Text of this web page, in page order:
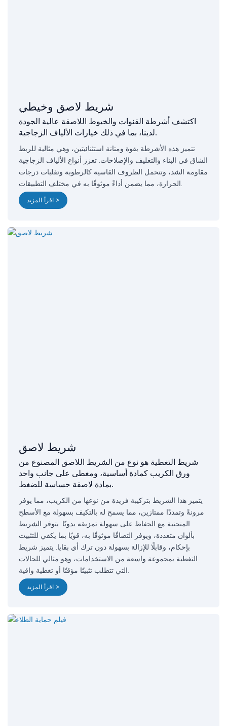
شريط لاصق وخيطي
اكتشف أشرطة القنوات والخيوط اللاصقة عالية الجودة
لدينا، بما في ذلك خيارات الألياف الزجاجية.
تتميز هذه الأشرطة بقوة ومتانة استثنائيتين، وهي مثالية للربط
الشاق في البناء والتغليف والإصلاحات. تعزز أنواع الألياف الزجاجية
مقاومة الشد، وتتحمل الظروف القاسية كالرطوبة وتقلبات درجات
الحرارة، مما يضمن أداءً موثوقًا به في مختلف التطبيقات.
اقرأ المزيد >
شريط لاصق
شريط التغطية هو نوع من الشريط اللاصق المصنوع من
ورق الكريب كمادة أساسية، ومغطى على جانب واحد
بمادة لاصقة حساسة للضغط.
يتميز هذا الشريط بتركيبة فريدة من نوعها من الكريب، مما يوفر
مرونةً وتمددًا ممتازين، مما يسمح له بالتكيف بسهولة مع الأسطح
المنحنية مع الحفاظ على سهولة تمزيقه يدويًا. يتوفر الشريط
بألوان متعددة، ويوفر التصاقًا موثوقًا به، قويًا بما يكفي للتثبيت
بإحكام، وقابلًا للإزالة بسهولة دون ترك أي بقايا. يتميز شريط
التغطية بمجموعة واسعة من الاستخدامات، وهو مثالي للحالات
التي تتطلب تثبيتًا مؤقتًا أو تغطية واقية.
اقرأ المزيد >